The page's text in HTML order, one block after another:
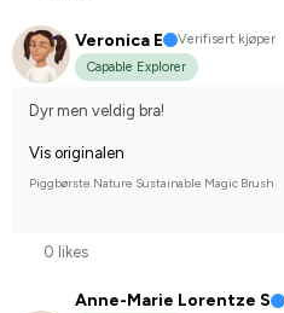
Veronica E
Verifisert kjøper
Capable Explorer
Dyr men veldig bra!
Vis originalen
Piggbørste Nature Sustainable Magic Brush
0 likes
Anne-Marie Lorentze S